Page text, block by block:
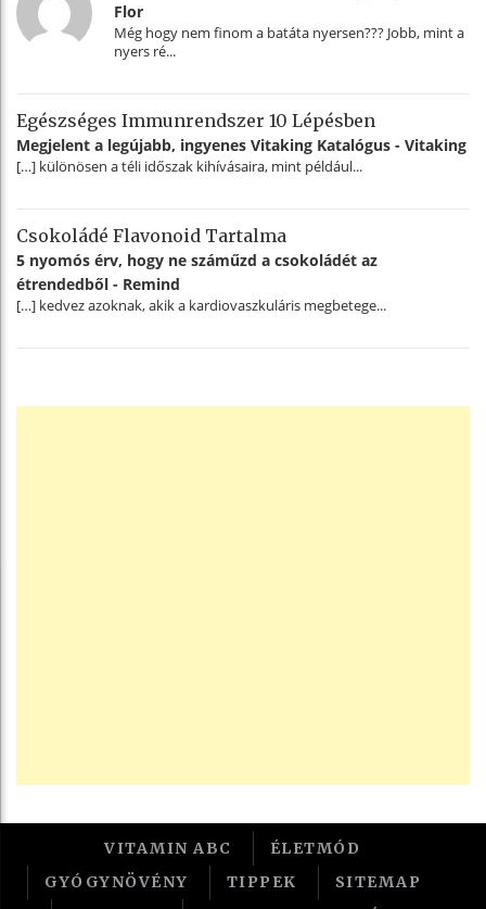
Flor
Még hogy nem finom a batáta nyersen??? Jobb, mint a
nyers ré...
Egészséges Immunrendszer 10 Lépésben
Megjelent a legújabb, ingyenes Vitaking Katalógus - Vitaking
[…] különösen a téli időszak kihívásaira, mint például...
Csokoládé Flavonoid Tartalma
5 nyomós érv, hogy ne száműzd a csokoládét az
étrendedből - Remind
[…] kedvez azoknak, akik a kardiovaszkuláris megbetege...
VITAMIN ABC
ÉLETMÓD
GYÓGYNÖVÉNY
TIPPEK
SITEMAP